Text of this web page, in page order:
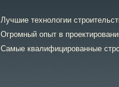
Лучшие технологии
Огромный опыт в
Самые квалифицированные